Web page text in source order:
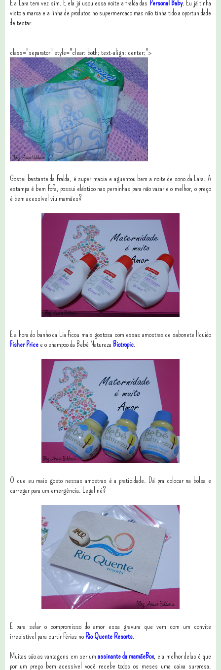
E a Lara tem vez sim. E ela já usou essa noite a fralda das Personal Baby. Eu já tinha
visto a marca e a linha de produtos no supermercado mas não tinha tido a oportunidade
de testar.
class="separator" style="clear: both; text-align: center;">
Gostei bastante da fralda, é super macia e aguentou bem a noite de sono da Lara. A
estampa é bem fofa, possui elástico nas perninhas para não vazar e o melhor, o preço
é bem acessível viu mamães?
E a hora do banho da Lia ficou mais gostosa com essas amostras de sabonete líquido
Fisher Price e o shampoo da Bebê Natureza Biotropic.
O que eu mais gosto nessas amostras é a praticidade. Dá pra colocar na bolsa e
carregar para um emergência. Legal né?
E para selar o compromisso do amor essa gravura que vem com um convite
irresistível para curtir férias no Rio Quente Resorts.
Muitas são as vantagens em ser um assinante da mamãeBox, e a melhor delas é que
por um preço bem acessível você recebe todos os meses uma caixa surpresa.